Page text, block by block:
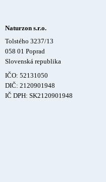
Naturzon s.r.o.
Tolstého 3237/13
058 01 Poprad
Slovenská republika
IČO: 52131050
DIČ: 2120901948
IČ DPH: SK2120901948